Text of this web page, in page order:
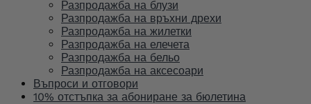
Разпродажба на блузи
Разпродажба на връхни дрехи
Разпродажба на жилетки
Разпродажба на елечета
Разпродажба на бельо
Разпродажба на аксесоари
Въпроси и отговори
10% отстъпка за абониране за бюлетина